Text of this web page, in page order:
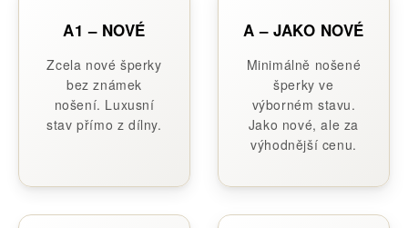
A1 – NOVÉ
Zcela nové šperky
bez známek
nošení. Luxusní
stav přímo z dílny.
A – JAKO NOVÉ
Minimálně nošené
šperky ve
výborném stavu.
Jako nové, ale za
výhodnější cenu.